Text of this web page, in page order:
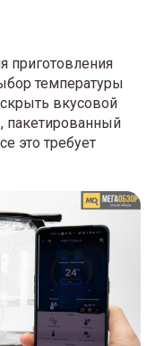
приготовления
температуры
вкусовой
пакетированный
это требует